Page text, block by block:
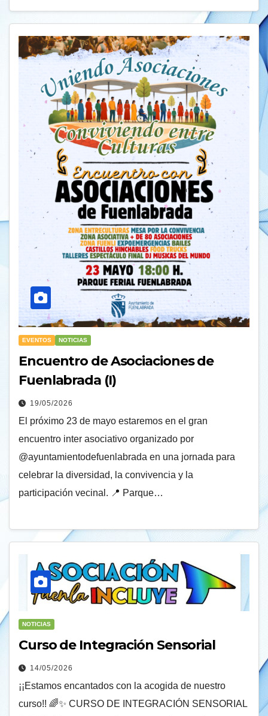
EVENTOS NOTICIAS
Encuentro de Asociaciones de
Fuenlabrada (I)
19/05/2026
El próximo 23 de mayo estaremos en el gran
encuentro inter asociativo organizado por
@ayuntamientodefuenlabrada en una jornada para
celebrar la diversidad, la convivencia y la
participación vecinal. 📍 Parque…
NOTICIAS
Curso de Integración Sensorial
14/05/2026
¡¡Estamos encantados con la acogida de nuestro
curso!! 🌈✨ CURSO DE INTEGRACIÓN SENSORIAL